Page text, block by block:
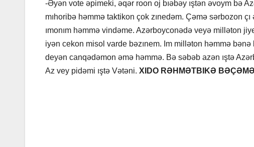
-Əyən vote əpimeki, əqər roon oj bıəbəy ıştən əvoym bə
mıhoribə həmmə taktikon çok zınedəm. Çəmə sərbozon
ımonım həmmə vindəme. Azərboyconədə veyə milləton
iyən cekon misol varde bəzınem. Im milləton həmmə
deyən canqədəmon əmə həmmə. Bə səbəb azən ıştə
Az vey pidəmi ıştə Vətəni. XIDO RƏHMƏTBIKƏ